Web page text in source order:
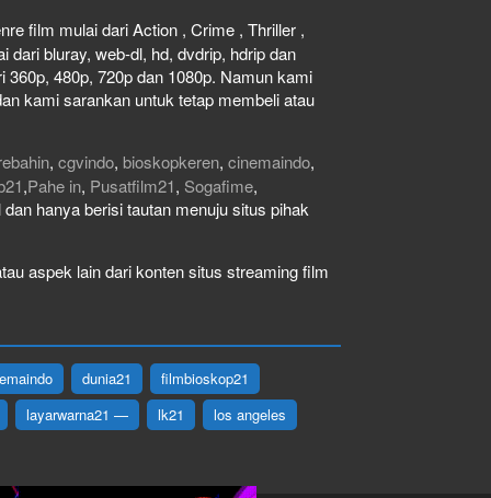
film mulai dari Action , Crime , Thriller ,
bluray, web-dl, hd, dvdrip, hdrip dan
480p, 720p dan 1080p. Namun kami
kami sarankan untuk tetap membeli atau
, cgvindo, bioskopkeren, cinemaindo,
,Pahe in, Pusatfilm21, Sogafime,
hanya berisi tautan menuju situs pihak
aspek lain dari konten situs streaming film
dunia21
filmbioskop21
layarwarna21 —
lk21 los angeles